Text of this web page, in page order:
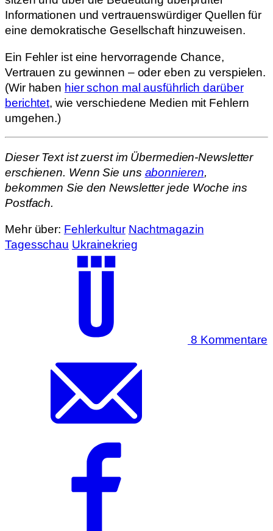
Informationen und vertrauenswürdiger Quellen für
eine demokratische Gesellschaft hinzuweisen.
Ein Fehler ist eine hervorragende Chance,
Vertrauen zu gewinnen – oder eben zu verspielen.
(Wir haben hier schon mal ausführlich darüber
berichtet, wie verschiedene Medien mit Fehlern
umgehen.)
Dieser Text ist zuerst im Übermedien-Newsletter
erschienen. Wenn Sie uns abonnieren,
bekommen Sie den Newsletter jede Woche ins
Postfach.
Mehr über: Fehlerkultur Nachtmagazin
Tagesschau Ukrainekrieg
8 Kommentare